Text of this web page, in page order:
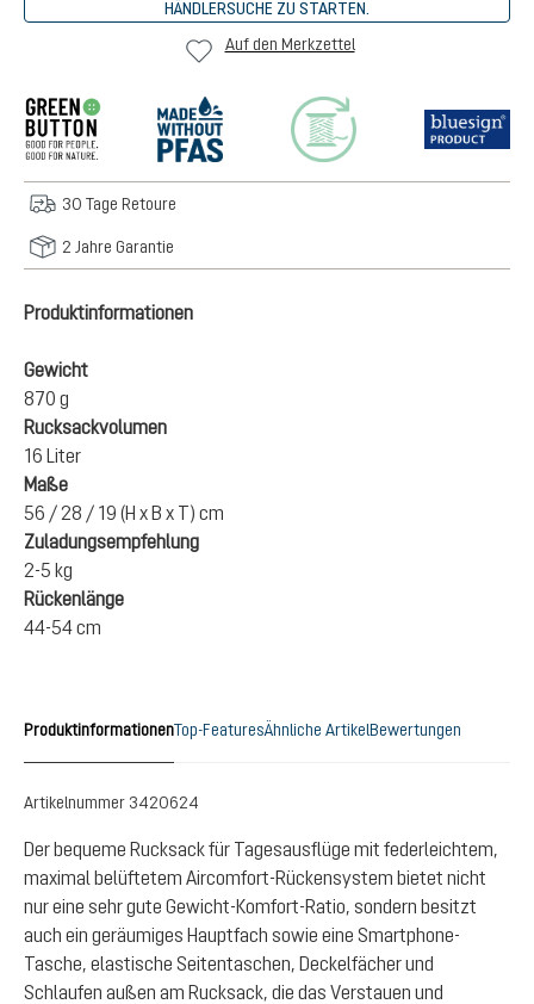
HÄNDLERSUCHE ZU STARTEN.
Auf den Merkzettel
30 Tage Retoure
2 Jahre Garantie
Produktinformationen
Gewicht
870 g
Rucksackvolumen
16 Liter
Maße
56 / 28 / 19 (H x B x T) cm
Zuladungsempfehlung
2-5 kg
Rückenlänge
44-54 cm
ProduktinformationenTop-FeaturesÄhnliche ArtikelBewertungen
Artikelnummer 3420624
Der bequeme Rucksack für Tagesausflüge mit federleichtem,
maximal belüftetem Aircomfort-Rückensystem bietet nicht
nur eine sehr gute Gewicht-Komfort-Ratio, sondern besitzt
auch ein geräumiges Hauptfach sowie eine Smartphone-
Tasche, elastische Seitentaschen, Deckelfächer und
Schlaufen außen am Rucksack, die das Verstauen und